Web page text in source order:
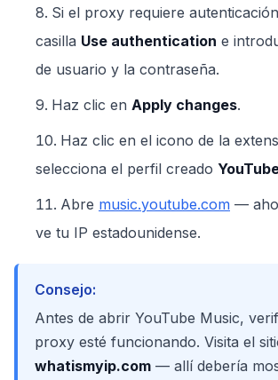
Si el proxy requiere
casilla Use authentication e
de usuario y la contraseña.
Haz clic en Apply changes.
Haz clic en el icono de la
selecciona el perfil creado
Abre music.youtube.com —
ve tu IP estadounidense.
Consejo:
Antes de abrir YouTube Music,
proxy esté funcionando. Visita el
whatismyip.com — allí debería